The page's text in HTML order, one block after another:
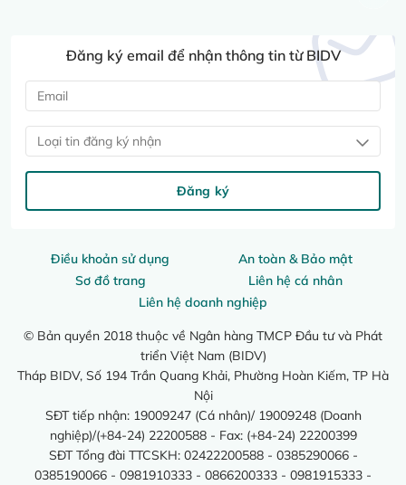
Điều khoản sử dụng
An toàn & Bảo mật
Sơ đồ trang
Liên hệ cá nhân
Liên hệ doanh nghiệp
© Bản quyền 2018 thuộc về Ngân hàng TMCP Đầu tư và Phát
triển Việt Nam (BIDV)
Tháp BIDV, Số 194 Trần Quang Khải, Phường Hoàn Kiếm, TP Hà
Nội
SĐT tiếp nhận: 19009247 (Cá nhân)/ 19009248 (Doanh
nghiệp)/(+84-24) 22200588 - Fax: (+84-24) 22200399
SĐT Tổng đài TTCSKH: 02422200588 - 0385290066 -
0385190066 - 0981910333 - 0866200333 - 0981915333 -
Đăng ký email để nhận thông tin từ BIDV
Loại tin đăng ký nhận
Đăng ký